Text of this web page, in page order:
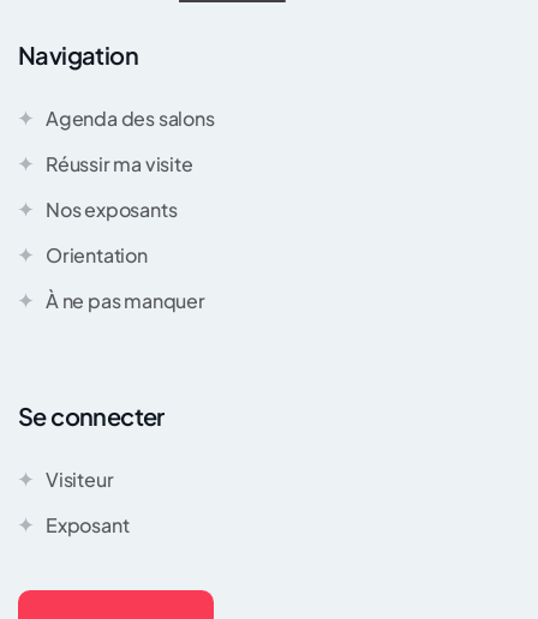
Navigation
Agenda des salons
Réussir ma visite
Nos exposants
Orientation
À ne pas manquer
Se connecter
Visiteur
Exposant